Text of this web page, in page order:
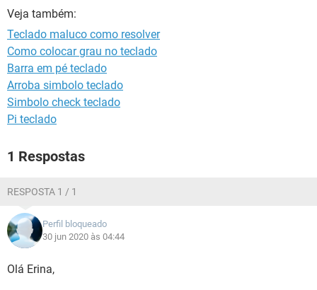
Veja também:
Teclado maluco como resolver
Como colocar grau no teclado
Barra em pé teclado
Arroba simbolo teclado
Simbolo check teclado
Pi teclado
1 Respostas
RESPOSTA 1 / 1
Perfil bloqueado
30 jun 2020 às 04:44
Olá Erina,